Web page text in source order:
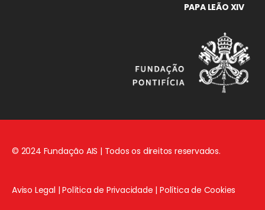
PAPA LEÃO XIV
© 2024 Fundação AIS | Todos os direitos reservados.
Aviso Legal |Política de Privacidade |Política de Cookies